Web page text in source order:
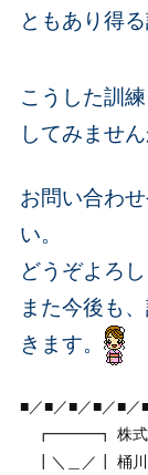
ともあり得
こうした訓
してみません
お問い合わ
い。
どうぞよろ
また今後も
きます。
■／■／■／■／■／
┏━━━┓ 株式会
┃＼＿／┃ 桶川